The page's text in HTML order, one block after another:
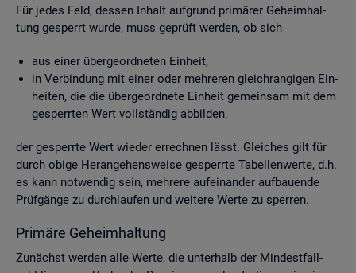
Für jedes Feld, des­sen In­halt auf­grund pri­mä­rer Ge­heim­hal­
tung ge­sperrt wurde, muss ge­prüft wer­den, ob sich
aus einer über­ge­ord­ne­ten Ein­heit,
in Ver­bin­dung mit einer oder meh­re­ren gleich­ran­gi­gen Ein­
hei­ten, die die über­ge­ord­ne­te Ein­heit ge­mein­sam mit dem
ge­sperr­ten Wert voll­stän­dig ab­bil­den,
der ge­sperr­te Wert wie­der er­rech­nen lässt. Glei­ches gilt für
durch obige Her­an­ge­hens­wei­se ge­sperr­te Ta­bel­len­wer­te, d.h.
es kann not­wen­dig sein, meh­re­re auf­ein­an­der auf­bau­en­de
Prüf­gän­ge zu durch­lau­fen und wei­te­re Werte zu sper­ren.
Pri­mä­re Ge­heim­hal­tung
Zu­nächst wer­den alle Werte, die un­ter­halb der Min­dest­fall­